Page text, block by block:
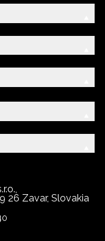
26 Zavar, Slovakia